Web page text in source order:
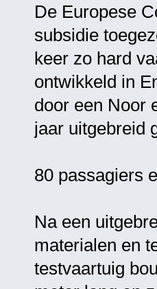
De Europese
subsidie
keer zo hard
ontwikkeld in
door een Noor
jaar uitgebreid
80 passagiers
Na een
materialen en
testvaartuig